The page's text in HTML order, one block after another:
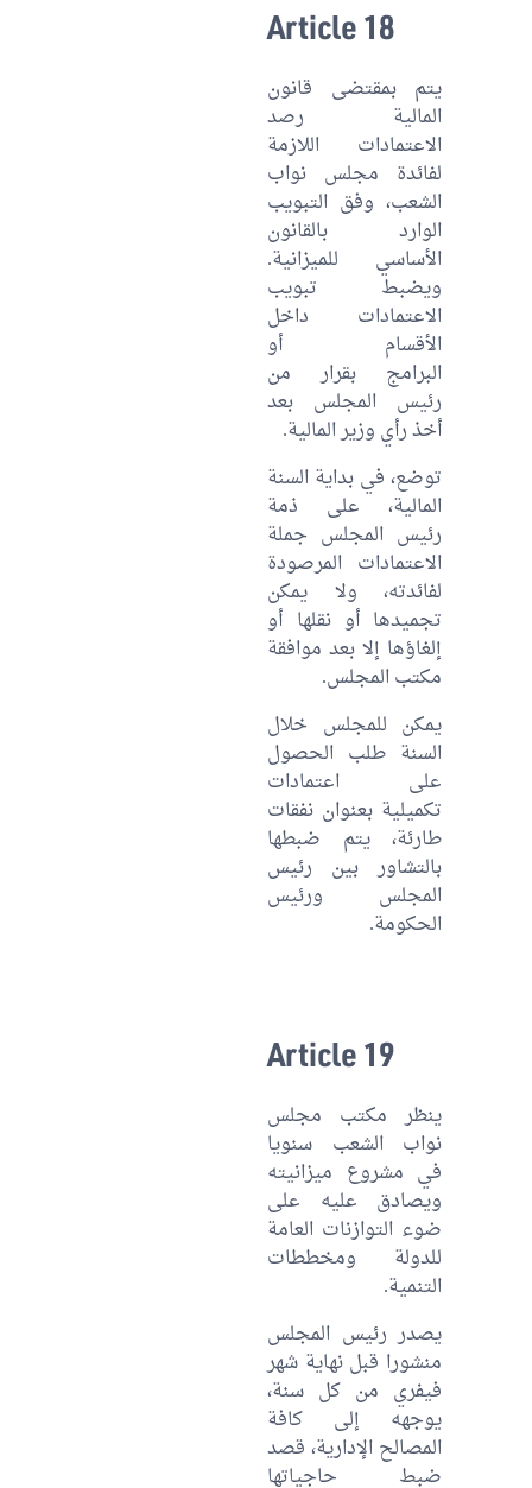
Article 18
يتم بمقتضى قانون
المالية رصد
الاعتمادات اللازمة
لفائدة مجلس نواب
الشعب، وفق التبويب
الوارد بالقانون
الأساسي للميزانية.
ويضبط تبويب
الاعتمادات داخل
الأقسام أو
البرامج بقرار من
رئيس المجلس بعد
أخذ رأي وزير المالية.
توضع، في بداية السنة
المالية، على ذمة
رئيس المجلس جملة
الاعتمادات المرصودة
لفائدته، ولا يمكن
تجميدها أو نقلها أو
إلغاؤها إلا بعد موافقة
مكتب المجلس.
يمكن للمجلس خلال
السنة طلب الحصول
على اعتمادات
تكميلية بعنوان نفقات
طارئة، يتم ضبطها
بالتشاور بين رئيس
المجلس ورئيس
الحكومة.
Article 19
ينظر مكتب مجلس
نواب الشعب سنويا
في مشروع ميزانيته
ويصادق عليه على
ضوء التوازنات العامة
للدولة ومخططات
التنمية.
يصدر رئيس المجلس
منشورا قبل نهاية شهر
فيفري من كل سنة،
يوجهه إلى كافة
المصالح الإدارية، قصد
ضبط حاجياتها